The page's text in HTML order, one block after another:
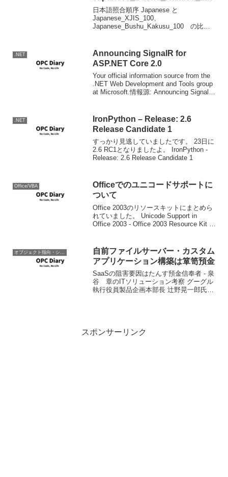
の比較 (メモ)
日本語照合順序 Japanese と
Japanese_XJIS_100、
Japanese_Bushu_Kakusu_100 の比較 -
.NET
Announcing SignalR for
ASP.NET Core 2.0
Your official information source from the
.NET Web Development and Tools group
at Microsoft.情報源: Announcing SignalR
.NET
IronPython – Release: 2.6
Release Candidate 1
すっかり見逃していましたです。 23日に
2.6 RC1となりましたよ。 IronPython -
Release: 2.6 Release Candidate 1
Office/VBA
Officeでのユニコードサポートに
ついて
Office 2003のリソースキットにまとめら
れていました。 Unicode Support in
Office 2003 - Office 2003 Resource Kit -
自前ファイルサーバー・カスタム
アプリケーション構築は箪笥預金
SaaSの阻害要因はたんす預金信奉者 - 泉
谷 章のITソリューション考察 グーグル
執行役員製品企画本部長 辻野晃一郎氏は
スポンサーリンク